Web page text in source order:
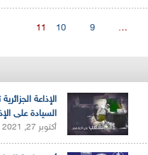
…
9
10
11
السيادة على
أكتوبر 27, 2021 |